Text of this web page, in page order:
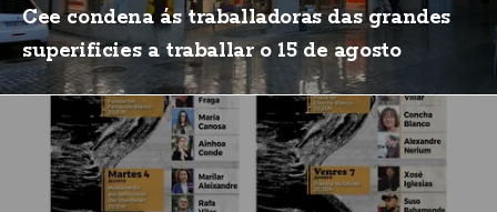
Cee condena ás traballadoras das grandes
superificies a traballar o 15 de agosto